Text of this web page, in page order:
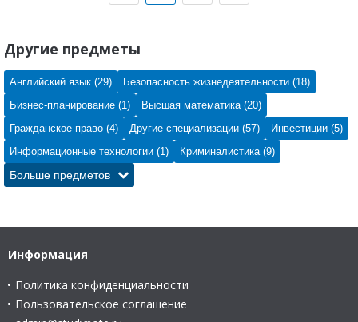
Другие предметы
Английский язык (29)
Безопасность жизнедеятельности (18)
Бизнес-планирование (1)
Высшая математика (20)
Гражданское право (4)
Другие специализации (57)
Инвестиции (5)
Информационные технологии (1)
Криминалистика (9)
Больше предметов
Информация
Политика конфиденциальности
Пользовательское соглашение